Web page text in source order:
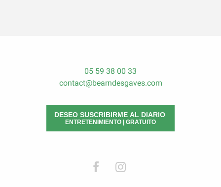
05 59 38 00 33
contact@bearndesgaves.com
DESEO SUSCRIBIRME AL DIARIO
ENTRETENIMIENTO | GRATUITO